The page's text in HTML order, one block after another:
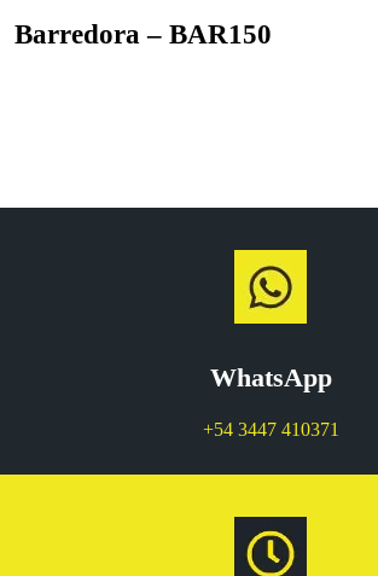
Barredora – BAR150
WhatsApp
+54 3447 410371